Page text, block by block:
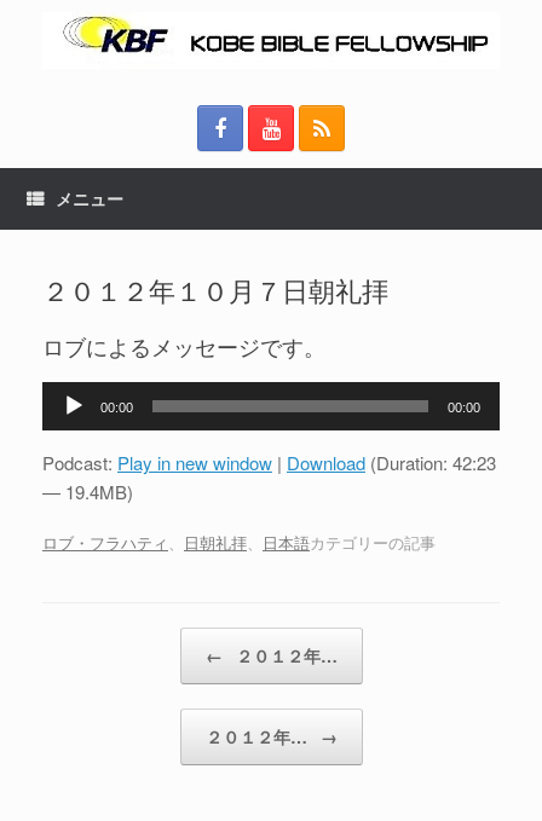
メニュー
２０１２年１０月７日朝礼拝
ロブによるメッセージです。
プ
ヤ
00:00 00:00
Podcast: Play in new window | Download (Duration: 42:23
— 19.4MB)
ロブ・フラハティ、 日朝礼拝、 日本語カテゴリーの記事
← ２０１２年…
２０１２年… →